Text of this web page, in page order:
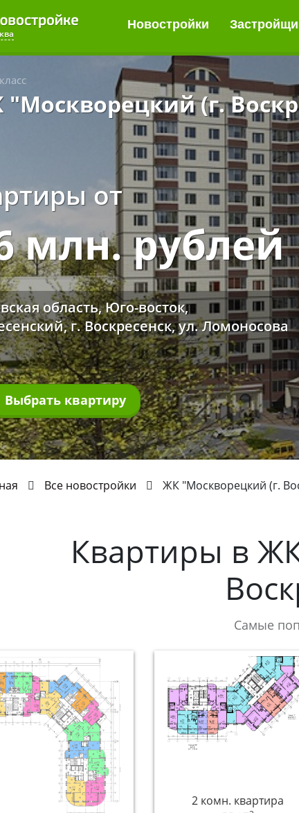
Новостройки
(г.
от
млн. рублей
область, Юго-восток,
г. Воскресенск, ул. Ломоносова
Выбрать квартиру
Все новостройки ЖК "Москворецкий (г.
Квартиры в
Самые
2 комн. квартира